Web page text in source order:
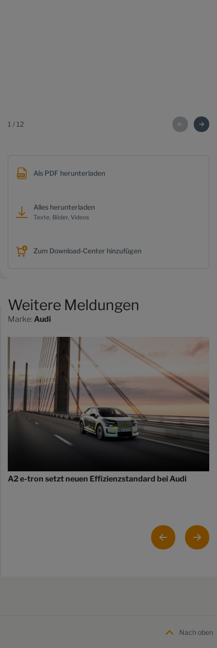
1 / 12
Als PDF herunterladen
Alles herunterladen
Texte, Bilder, Videos
Zum Download-Center hinzufügen
Weitere Meldungen
Marke:Audi
A2 e-tron setzt neuen Effizienzstandard bei Audi
Nach oben